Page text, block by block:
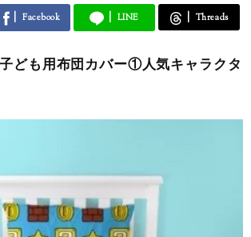
Facebook LINE Threads
子ども用布団カバー①人気キャラクタ